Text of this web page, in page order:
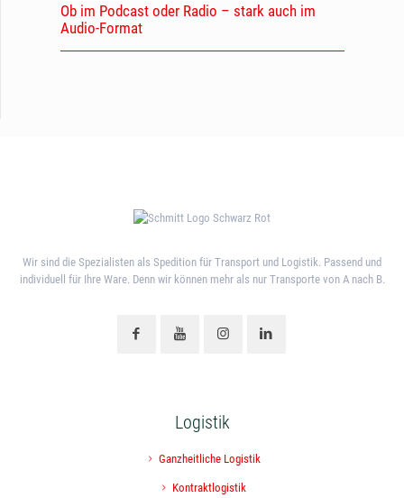
Ob im Podcast oder Radio – stark auch im
Audio-Format
Wir sind die Spezialisten als Spedition für Transport und Logistik. Passend und
individuell für Ihre Ware. Denn wir können mehr als nur Transporte von A nach B.
Logistik
Ganzheitliche Logistik
Kontraktlogistik